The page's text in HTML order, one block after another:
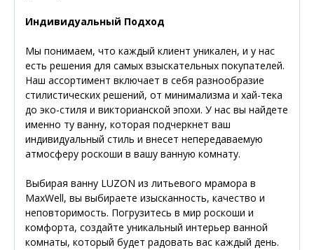
Индивидуальный Подход
Мы понимаем, что каждый клиент уникален, и у нас
есть решения для самых взыскательных покупателей.
Наш ассортимент включает в себя разнообразие
стилистических решений, от минимализма и хай-тека
до эко-стиля и викторианской эпохи. У нас вы найдете
именно ту ванну, которая подчеркнет ваш
индивидуальный стиль и внесет непередаваемую
атмосферу роскоши в вашу ванную комнату.
Выбирая ванну LUZON из литьевого мрамора в
MaxWell, вы выбираете изысканность, качество и
неповторимость. Погрузитесь в мир роскоши и
комфорта, создайте уникальный интерьер ванной
комнаты, который будет радовать вас каждый день.